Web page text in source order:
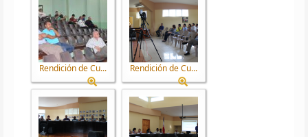
Rendición de Cu... Rendición de Cu...